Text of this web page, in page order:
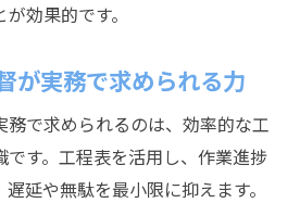
効果的です。
が実務で求められる力
で求められるのは、効率的な工
す。工程表を活用し、作業進捗
延や無駄を最小限に抑えます。